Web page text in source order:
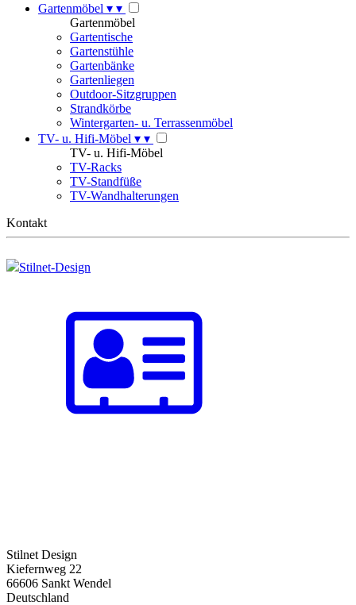
Gartenmöbel ▾ ▾
Gartenmöbel
Gartentische
Gartenstühle
Gartenbänke
Gartenliegen
Outdoor-Sitzgruppen
Strandkörbe
Wintergarten- u. Terrassenmöbel
TV- u. Hifi-Möbel ▾ ▾
TV- u. Hifi-Möbel
TV-Racks
TV-Standfüße
TV-Wandhalterungen
Kontakt
Stilnet-Design
Stilnet Design
Kiefernweg 22
66606 Sankt Wendel
Deutschland